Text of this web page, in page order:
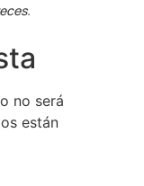
no será
están